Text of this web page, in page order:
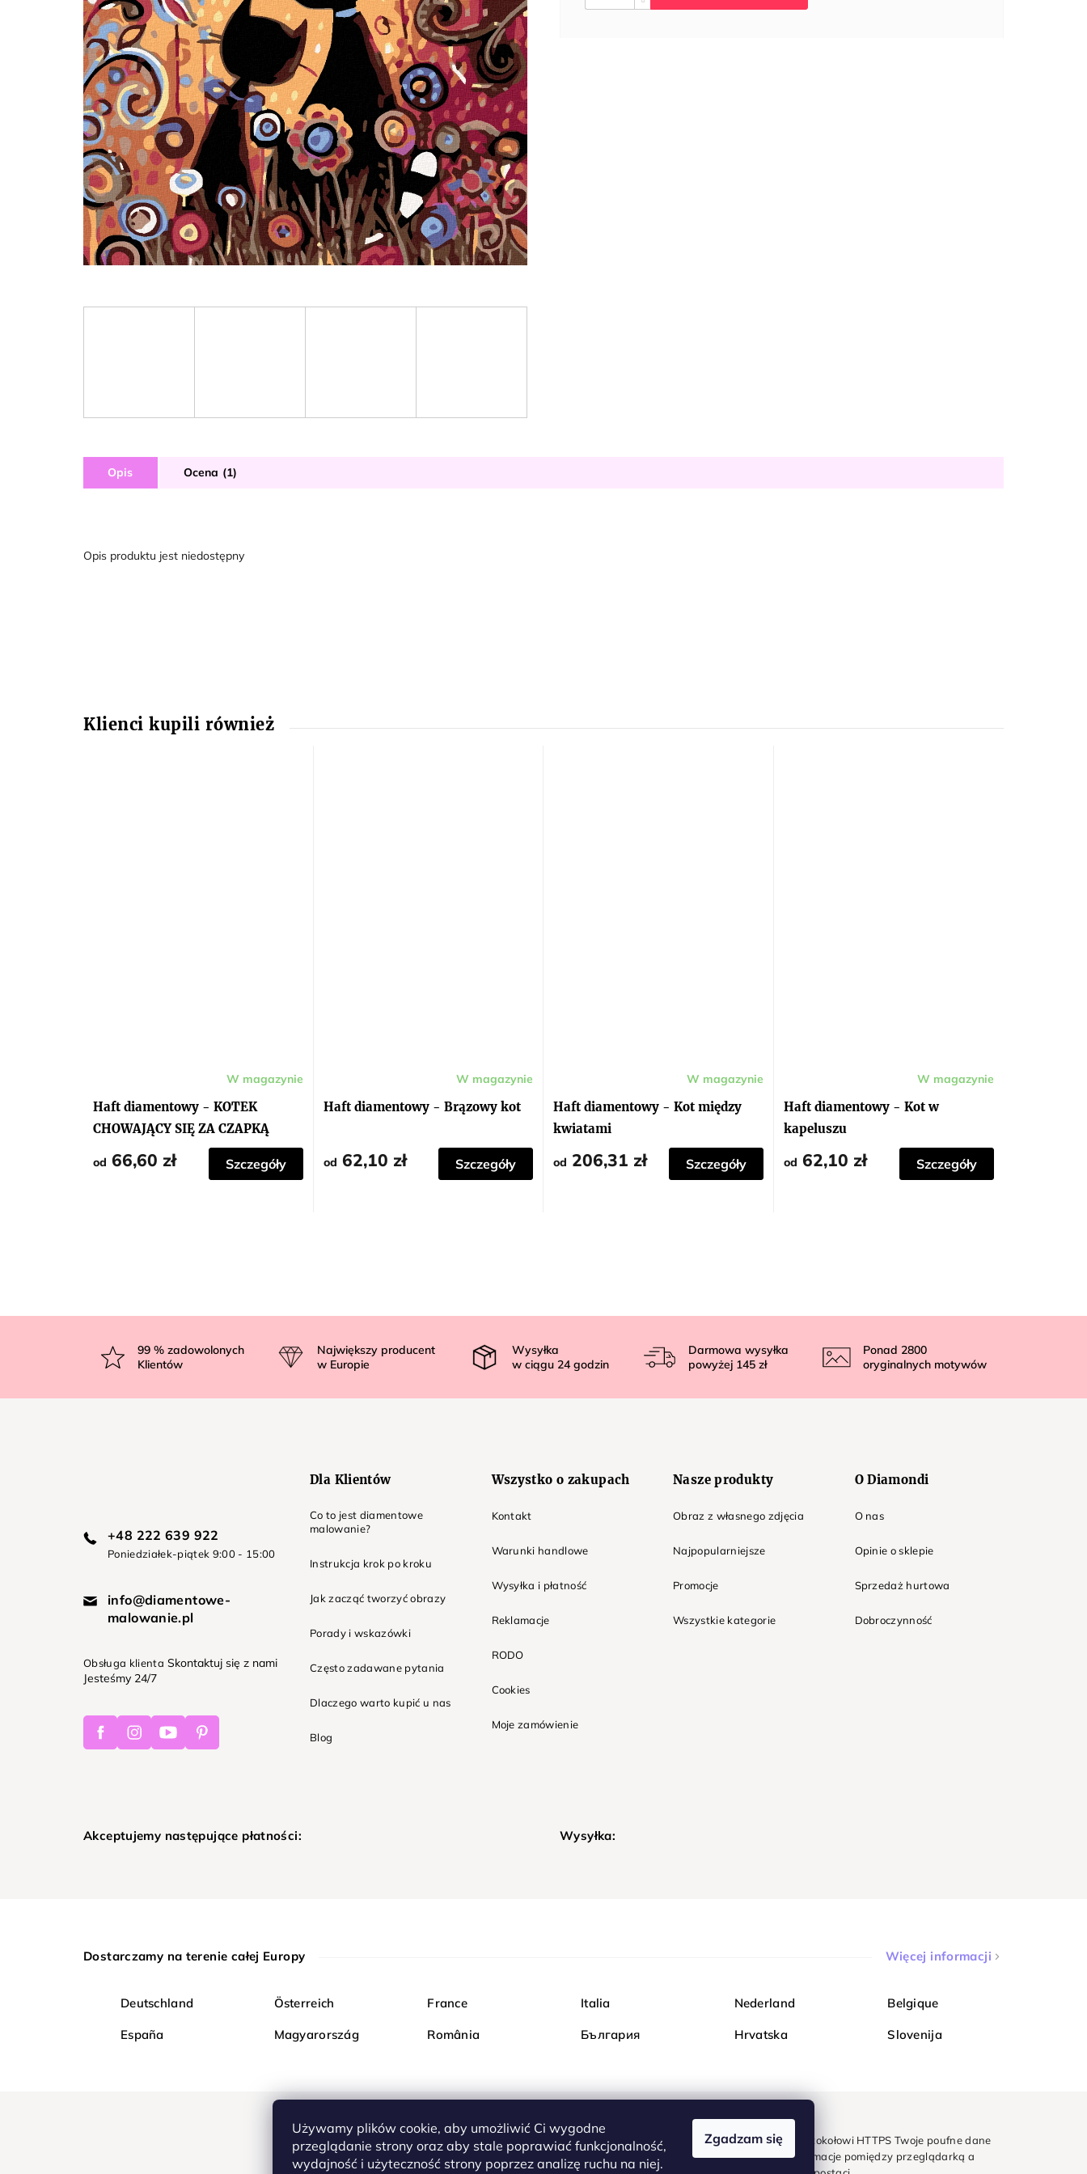
Używamy plików cookie, aby umożliwić Ci wygodne
przeglądanie strony oraz aby stale poprawiać funkcjonalność,
wydajność i użyteczność strony poprzez analizę ruchu na niej.
Zgadzam się
Opis Ocena (1)
Opis produktu jest niedostępny
Haft diamentowy - KOTEK
CHOWAJĄCY SIĘ ZA CZAPKĄ
W magazynie
od 66,60 zł Szczegóły
Haft diamentowy - Brązowy kot
W magazynie
od 62,10 zł Szczegóły
Haft diamentowy - Kot między
kwiatami
W magazynie
od 206,31 zł Szczegóły
Haft diamentowy - Kot w
kapeluszu
W magazynie
od 62,10 zł Szczegóły
p
99% zadowolonych
Klientów
Największy producent
w Europie
Wysyłka
w ciągu 24 godzin
Darmowa wysyłka
powyżej 145 zł
Ponad 2800
oryginalnych motywów
+48 222 639 922
Poniedziałek-piątek 9:00 - 15:00
info@diamentowe-
malowanie.pl
Obsługa klienta Skontaktuj się z nami
Jesteśmy 24/7
FacebookInstagramYoutubePinterest
Dla Klientów
Co to jest diamentowe
malowanie?
Instrukcja krok po kroku
Jak zacząć tworzyć obrazy
Porady i wskazówki
Często zadawane pytania
Dlaczego warto kupić u nas
Blog
Wszystko o zakupach
Kontakt
Warunki handlowe
Wysyłka i płatność
Reklamacje
RODO
Cookies
Moje zamówienie
Nasze produkty
Obraz z własnego zdjęcia
Najpopularniejsze
Promocje
Wszystkie kategorie
O Diamondi
O nas
Opinie o sklepie
Sprzedaż hurtowa
Dobroczynność
Akceptujemy następujące płatności: Wysyłka:
Dostarczamy na terenie całej Europy Więcej informacji
Deutschland Österreich France Italia Nederland Belgique
España Magyarország România България Hrvatska Slovenija
Kupuj bezpiecznie w Diamondi. Dzięki protokołowi HTTPS Twoje poufne dane
są całkowicie bezpieczne - wszystkie informacje pomiędzy przeglądarką a